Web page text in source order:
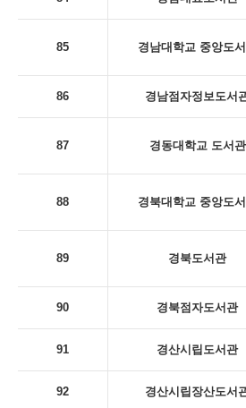
85 경남대학교 중앙도
86 경남점자정보도서
87 경동대학교 도서관
88 경북대학교 중앙도
89 경북도서관
90 경북점자도서관
91 경산시립도서관
92 경산시립장산도서